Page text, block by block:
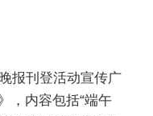
报刊登活动宣传广
，内容包括“端午